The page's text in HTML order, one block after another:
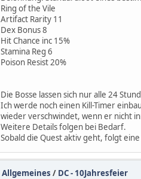
Ring of the Vile
Artifact Rarity 11
Dex Bonus 8
Hit Chance inc 15%
Stamina Reg 6
Poison Resist 20%
Die Bosse lassen sich nur alle 24
Ich werde noch einen Kill-Timer
wieder verschwindet, wenn er nicht
Weitere Details folgen bei Bedarf.
Sobald die Quest aktiv geht, folgt
Allgemeines / DC - 10Jahresfeier